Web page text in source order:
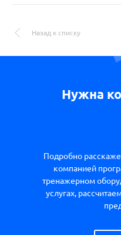
Назад к списку
Нужна
Подробно
компанией
тренажерном
услугах,